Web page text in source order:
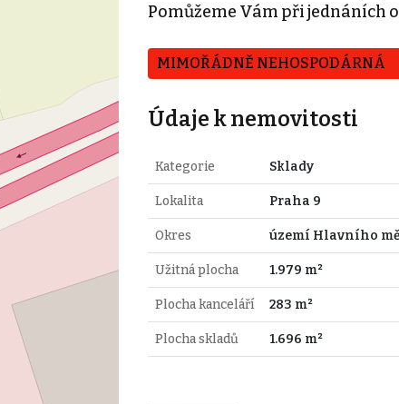
Pomůžeme Vám při jednáních
MIMOŘÁDNĚ NEHOSPODÁRNÁ
Údaje k nemovitosti
Kategorie Sklady
Lokalita Praha 9
Okres území Hlavního
Užitná plocha 1.979 m²
Plocha kanceláří 283 m²
Plocha skladů 1.696 m²